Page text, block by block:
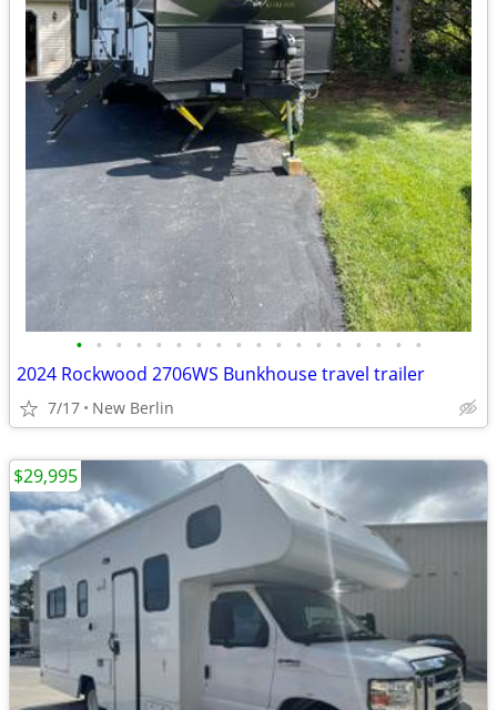
• • • • • • • • • • • • • • • • • •
2024 Rockwood 2706WS Bunkhouse travel trailer
7/17 New Berlin
$29,995